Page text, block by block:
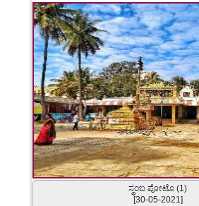
ಸ್ಥಂಬ ಪೋಟೊ (1)
[30-05-2021]